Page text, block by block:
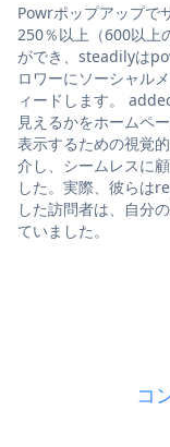
Powrポップアップで
250％以上（600以上
ができ、steadilyは
ロワーにソーシャル
ィードします。
見えるかをホームペ
表示するための視覚
介し、シームレスに
した。実際、彼らは
した訪問者は、自分
ていました。
コ